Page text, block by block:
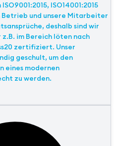
ISO14001:2015
und unsere Mitarbeiter
deshalb sind wir
im Bereich löten nach
zertifiziert. Unser
geschult, um den
eines modernen
zu werden.